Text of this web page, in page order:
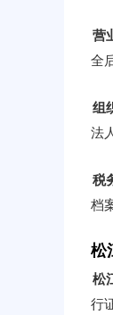
营
全
组
法
税
档
松
松
行